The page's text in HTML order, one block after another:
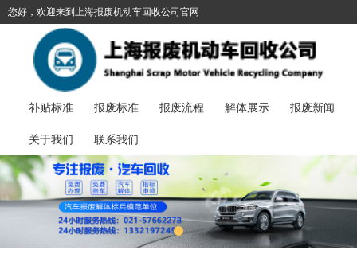
您好，欢迎来到上海报废机动车回收公司官网
报废汽车服务热线：
021-57662278
补贴标准 报废标准 报废流程 解体展示 报废新闻
关于我们 联系我们